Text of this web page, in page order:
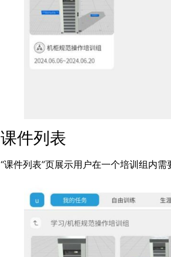
课件列表
“课件列表”页展示用户在一个培训组内需